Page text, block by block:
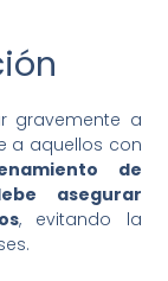
gravemente a
a aquellos con
de
asegurar
, evitando la